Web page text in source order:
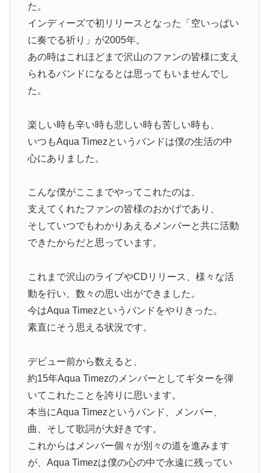
た。
インディーズで初リリースとなった「空いっぱい
に奏でる祈り」が2005年。
あの時はこれほどまで沢山のファンの皆様に支え
られるバンドになるとは思ってもいませんでし
た。
楽しい時も辛い時も悲しい時も苦しい時も、
いつもAqua Timezというバンドは僕の生活の中
心にありました。
こんな僕がここまでやってこれたのは、
支えてくれたファンの皆様のおかげであり、
そしていつでもわかりあえるメンバーと共に活動
できたからだと思っています。
これまで沢山のライブやCDリリース、様々な活
動を行い、数々の思い出ができました。
今はAqua Timezというバンドをやりきった。
素直にそう思える状況です。
デビュー前から数えると、
約15年Aqua Timezのメンバーとしてギターを弾
いてこれたことを誇りに思います。
本当にAqua Timezというバンド、メンバー、
曲、そして歌詞が大好きです。
これからはメンバー個々が別々の道を進みます
が、Aqua Timezは僕の心の中で永遠に残ってい